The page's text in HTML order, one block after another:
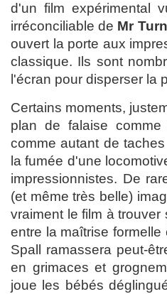
d'un film expérimental
irréconciliable de Mr
ouvert la porte aux
classique. Ils sont
l'écran pour disperser la
Certains moments,
plan de falaise
comme autant de
la fumée d'une
impressionnistes. De
(et même très belle)
vraiment le film à
entre la maîtrise
Spall ramassera peut-
en grimaces et
joue les bébés